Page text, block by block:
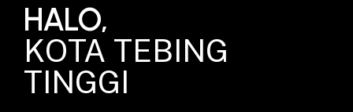
HALO,
KOTA TEBING
TINGGI